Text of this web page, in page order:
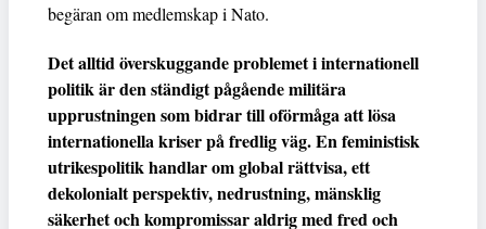
begäran om medlemskap i Nato.
Det alltid överskuggande problemet i internationell
politik är den ständigt pågående militära
upprustningen som bidrar till oförmåga att lösa
internationella kriser på fredlig väg. En feministisk
utrikespolitik handlar om global rättvisa, ett
dekolonialt perspektiv, nedrustning, mänsklig
säkerhet och kompromissar aldrig med fred och